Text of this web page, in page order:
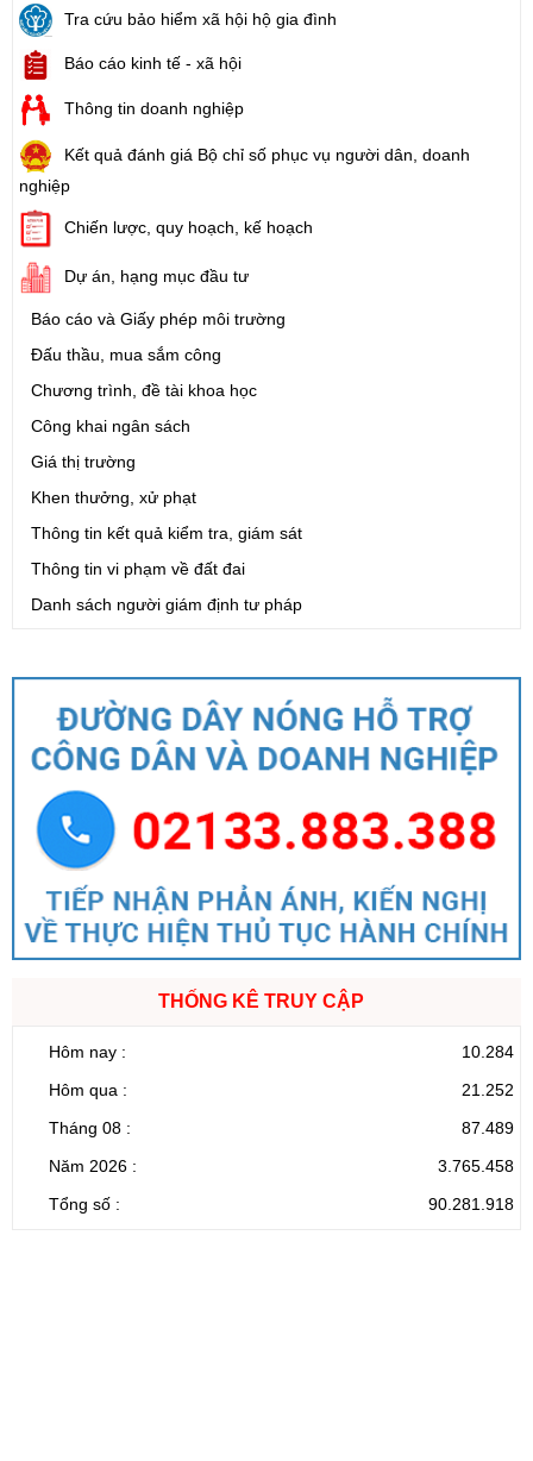
Tra cứu bảo hiểm xã hội hộ gia đình
Báo cáo kinh tế - xã hội
Thông tin doanh nghiệp
Kết quả đánh giá Bộ chỉ số phục vụ người dân, doanh
nghiệp
Chiến lược, quy hoạch, kế hoạch
Dự án, hạng mục đầu tư
Báo cáo và Giấy phép môi trường
Đấu thầu, mua sắm công
Chương trình, đề tài khoa học
Công khai ngân sách
Giá thị trường
Khen thưởng, xử phạt
Thông tin kết quả kiểm tra, giám sát
Thông tin vi phạm về đất đai
Danh sách người giám định tư pháp
THỐNG KÊ TRUY CẬP
Hôm nay :
10.284
Hôm qua :
21.252
Tháng 08 :
87.489
Năm 2026 :
3.765.458
Tổng số :
90.281.918